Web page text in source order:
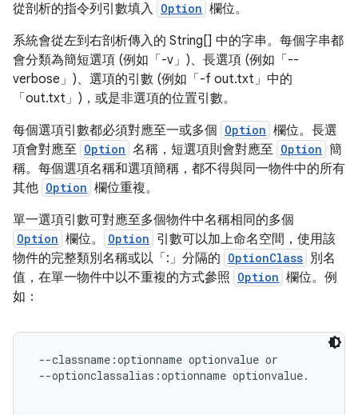
從剖析的指令列引數填入 Option 欄位。
系統會從左到右剖析傳入的 String[] 中的字串。每個字串都
會分類為簡短選項 (例如「-v」)、長選項 (例如「--
verbose」)、選項的引數 (例如「-f out.txt」中的
「out.txt」)，或是非選項的位置引數。
每個選項引數都必須對應至一或多個 Option 欄位。長選
項會對應至 Option 名稱，短選項則會對應至 Option 簡
稱。每個選項名稱和選項簡稱，都不得與同一物件中的所有
其他 Option 欄位重複。
單一選項引數可對應至多個物件中名稱相同的多個
Option 欄位。 Option 引數可以加上命名空間，使用該
物件的完整類別名稱或以「:」分隔的 OptionClass 別名
值，在單一物件中以不重複的方式參照 Option 欄位。例
如：
--classname:optionname optionvalue or
--optionclassalias:optionname optionvalue.